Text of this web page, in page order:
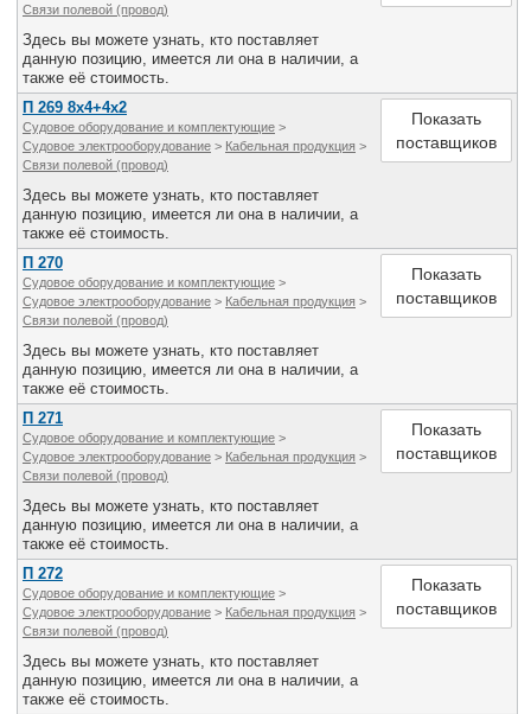
Связи полевой (провод)
Здесь вы можете узнать, кто поставляет
данную позицию, имеется ли она в наличии, а
также её стоимость.
П 269 8х4+4х2
Судовое оборудование и комплектующие >
Судовое электрооборудование > Кабельная продукция >
Связи полевой (провод)
Здесь вы можете узнать, кто поставляет
данную позицию, имеется ли она в наличии, а
также её стоимость.
Показать
поставщиков
П 270
Судовое оборудование и комплектующие >
Судовое электрооборудование > Кабельная продукция >
Связи полевой (провод)
Здесь вы можете узнать, кто поставляет
данную позицию, имеется ли она в наличии, а
также её стоимость.
Показать
поставщиков
П 271
Судовое оборудование и комплектующие >
Судовое электрооборудование > Кабельная продукция >
Связи полевой (провод)
Здесь вы можете узнать, кто поставляет
данную позицию, имеется ли она в наличии, а
также её стоимость.
Показать
поставщиков
П 272
Судовое оборудование и комплектующие >
Судовое электрооборудование > Кабельная продукция >
Связи полевой (провод)
Здесь вы можете узнать, кто поставляет
данную позицию, имеется ли она в наличии, а
также её стоимость.
Показать
поставщиков